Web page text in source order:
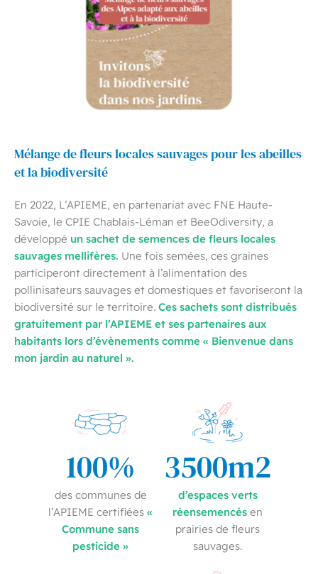
Mélange de fleurs locales sauvages pour les abeilles
et la biodiversité
En 2022, L’APIEME, en partenariat avec FNE Haute-
Savoie, le CPIE Chablais-Léman et BeeOdiversity, a
développé un sachet de semences de fleurs locales
sauvages mellifères. Une fois semées, ces graines
participeront directement à l’alimentation des
pollinisateurs sauvages et domestiques et favoriseront la
biodiversité sur le territoire. Ces sachets sont distribués
gratuitement par l’APIEME et ses partenaires aux
habitants lors d’évènements comme « Bienvenue dans
mon jardin au naturel ».
100%
des communes de
l’APIEME certifiées «
Commune sans
pesticide »
3500m2
d’espaces verts
réensemencés en
prairies de fleurs
sauvages.